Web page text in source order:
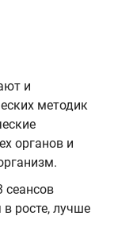
и
методик
органов и
сеансов
в росте, лучше